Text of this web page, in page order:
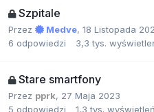
Szpitale
Przez Medve, 18 Listopada
6 odpowiedzi 3,3 tys.
Stare smartfony
Przez pprk, 27 Maja 2023
5 odpowiedzi 1,3 tys. wyświetleń